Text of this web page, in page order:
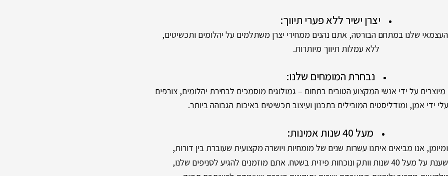
יצרן ישיר ללא פערי תיווך:
שלנו במתחם הבורסה, אתם נהנים ממחירי יצרן משתלמים על יהלומים ותכשיטים,
ללא עמלות תיווך מיותרות.
נבחרת המומחים שלנו:
על ידי אנשי המקצוע הטובים בתחום – גמולוגים מוסמכים לבחירת יהלומים, צורפים
ידי אמן, ומודליסטים המובילים בתכנון ועיצוב תכשיטים באיכות הגבוהה ביותר.
מעל 40 שנות אמינות:
אנו מביאים איתנו עשרות שנים של מומחיות ויושרה מקצועית שעוברת בין דורות,
בשטח. אתם מוזמנים להגיע לסניפים שלנו,